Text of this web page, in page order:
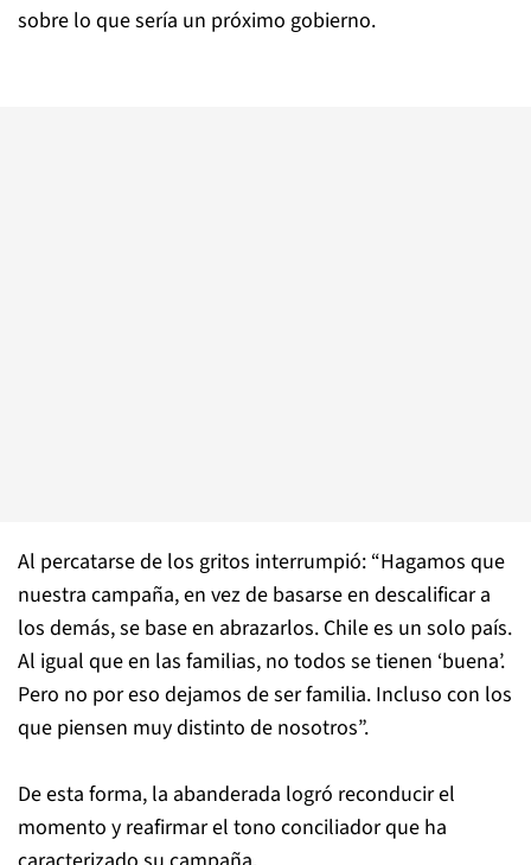
sobre lo que sería un próximo gobierno.
Al percatarse de los gritos interrumpió: “Hagamos que
nuestra campaña, en vez de basarse en descalificar a
los demás, se base en abrazarlos. Chile es un solo país.
Al igual que en las familias, no todos se tienen ‘buena’.
Pero no por eso dejamos de ser familia. Incluso con los
que piensen muy distinto de nosotros”.
De esta forma, la abanderada logró reconducir el
momento y reafirmar el tono conciliador que ha